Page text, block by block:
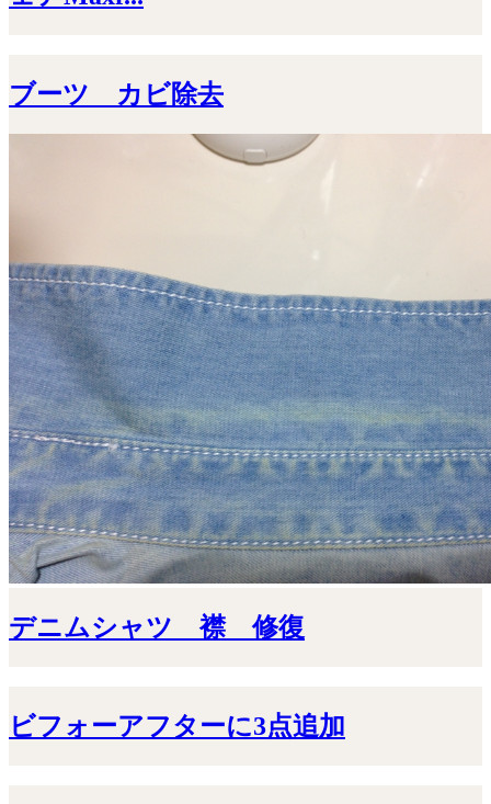
ブーツ カビ除去
デニムシャツ 襟 修復
ビフォーアフターに3点追加